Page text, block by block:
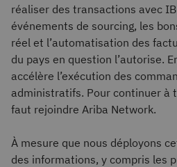
réaliser des transactions avec
événements de sourcing, les
réel et l’automatisation des
du pays en question l’autorise.
accélère l’exécution des
administratifs. Pour continuer à
faut rejoindre Ariba Network.
À mesure que nous déployons
des informations, y compris les